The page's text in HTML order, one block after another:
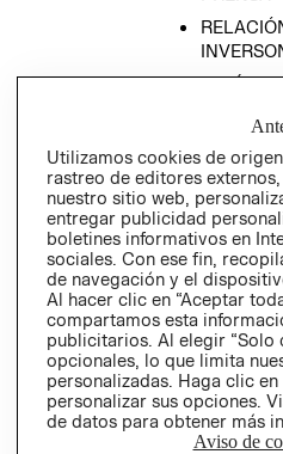
POLÍTICA
Ecuador ($)
RECIÉN NACIDO
NOVEDADES
Utilizamos cookies de
rastreo de editores
nuestro sitio web,
entregar publicidad
boletines informativos en
sociales. Con ese fin,
de navegación y el
Al hacer clic en “Aceptar
compartamos esta
publicitarios. Al elegir “Solo
opcionales, lo que limita
personalizadas. Haga clic
personalizar sus opciones.
de datos para obtener más
Aviso de